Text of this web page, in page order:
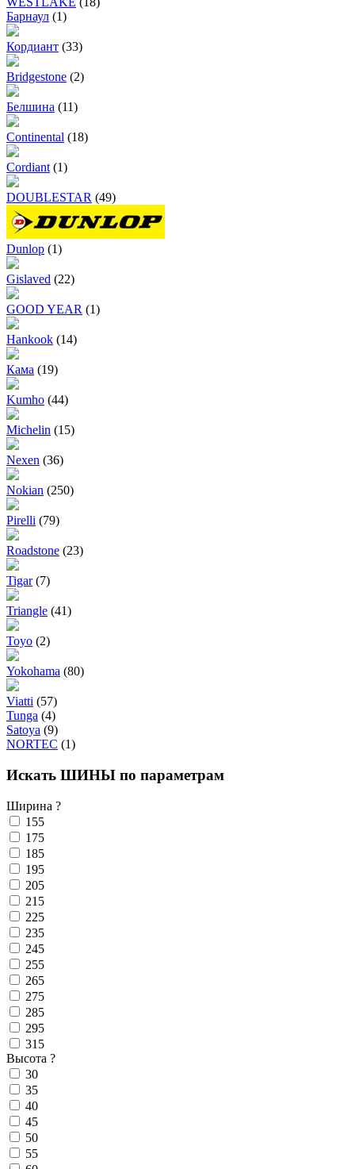
Барнаул (1)
Кордиант (33)
Bridgestone (2)
Белшина (11)
Continental (18)
Cordiant (1)
DOUBLESTAR (49)
Dunlop (1)
Gislaved (22)
GOOD YEAR (1)
Hankook (14)
Кама (19)
Kumho (44)
Michelin (15)
Nexen (36)
Nokian (250)
Pirelli (79)
Roadstone (23)
Tigar (7)
Triangle (41)
Toyo (2)
Yokohama (80)
Viatti (57)
Tunga (4)
Satoya (9)
NORTEC (1)
Искать ШИНЫ по параметрам
Ширина ?
155
175
185
195
205
215
225
235
245
255
265
275
285
295
315
Высота ?
30
35
40
45
50
55